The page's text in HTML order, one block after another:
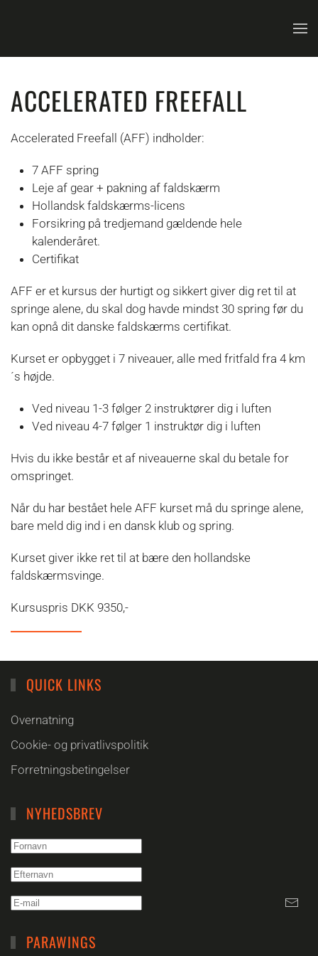
ACCELERATED FREEFALL
Accelerated Freefall (AFF) indholder:
7 AFF spring
Leje af gear + pakning af faldskærm
Hollandsk faldskærms-licens
Forsikring på tredjemand gældende hele
kalenderåret.
Certifikat
AFF er et kursus der hurtigt og sikkert giver dig ret til at
springe alene, du skal dog havde mindst 30 spring før du
kan opnå dit danske faldskærms certifikat.
Kurset er opbygget i 7 niveauer, alle med fritfald fra 4 km
´s højde.
Ved niveau 1-3 følger 2 instruktører dig i luften
Ved niveau 4-7 følger 1 instruktør dig i luften
Hvis du ikke består et af niveauerne skal du betale for
omspringet.
Når du har bestået hele AFF kurset må du springe alene,
bare meld dig ind i en dansk klub og spring.
Kurset giver ikke ret til at bære den hollandske
faldskærmsvinge.
Kursuspris DKK 9350,-
QUICK LINKS
Overnatning
Cookie- og privatlivspolitik
Forretningsbetingelser
NYHEDSBREV
PARAWINGS